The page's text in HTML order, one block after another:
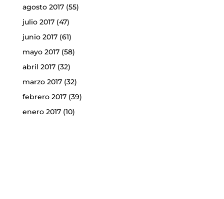
agosto 2017(55)
julio 2017(47)
junio 2017(61)
mayo 2017(58)
abril 2017(32)
marzo 2017(32)
febrero 2017(39)
enero 2017(10)